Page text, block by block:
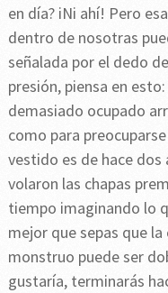
en día? iNi ahí! Pero
dentro de nosotras
señalada por el dedo
presión, piensa en
demasiado ocupado
como para
vestido es de hace
volaron las chapas
tiempo imaginando lo
mejor que sepas que
monstruo puede ser
gustaría, terminarás